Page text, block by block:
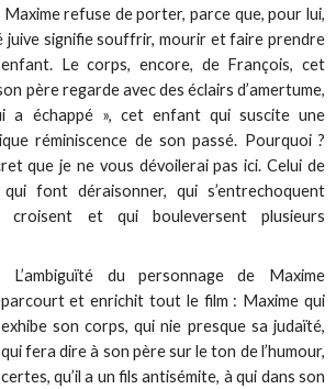
refuse de porter, parce que, pour lui,
signifie souffrir, mourir et faire prendre
Le corps, encore, de François, cet
père regarde avec des éclairs d’amertume,
a échappé », cet enfant qui suscite une
réminiscence de son passé. Pourquoi ?
que je ne vous dévoilerai pas ici. Celui de
font déraisonner, qui s’entrechoquent
croisent et qui bouleversent plusieurs
L’ambiguïté du personnage de Maxime
parcourt et enrichit tout le film : Maxime qui
exhibe son corps, qui nie presque sa judaïté,
qui fera dire à son père sur le ton de l’humour,
certes, qu’il a un fils antisémite, à qui dans son